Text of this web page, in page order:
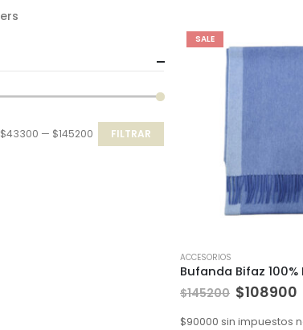
SALE
ACCESORIOS
Bufanda Bifaz 100%
$145200 $108900
$90000 sin impuestos
FILTRAR
$43300 — $145200